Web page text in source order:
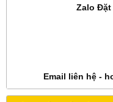
Zalo Đặt
Email liên hệ -